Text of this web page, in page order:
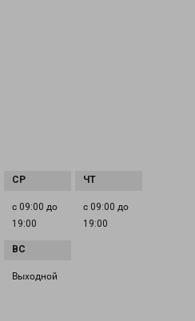
с 09:00 до
19:00
с 09:00 до
19:00
Выходной